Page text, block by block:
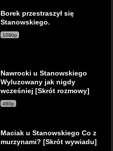
Borek przestraszył się
Stanowskiego.
1080p
Nawrocki u Stanowskiego
Wyluzowany jak nigdy
wcześniej [Skrót rozmowy]
480p
Maciak u Stanowskiego Co z
murzynami? [Skrót wywiadu]